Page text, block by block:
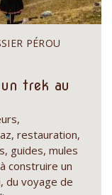
PÉROU
trek au
restauration,
guides, mules
construire un
du voyage de